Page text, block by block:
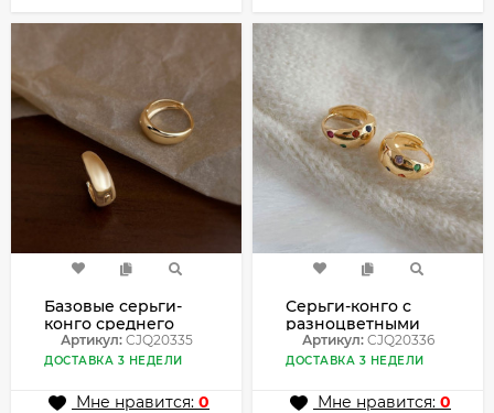
Базовые серьги-
конго среднего
диаметра CJQ20335
Артикул:CJQ20335
ДОСТАВКА 3 НЕДЕЛИ
Мне нравится: 0
Серьги-конго с
разноцветными
кристаллами
CJQ20336
Артикул:CJQ20336
ДОСТАВКА 3 НЕДЕЛИ
Мне нравится: 0